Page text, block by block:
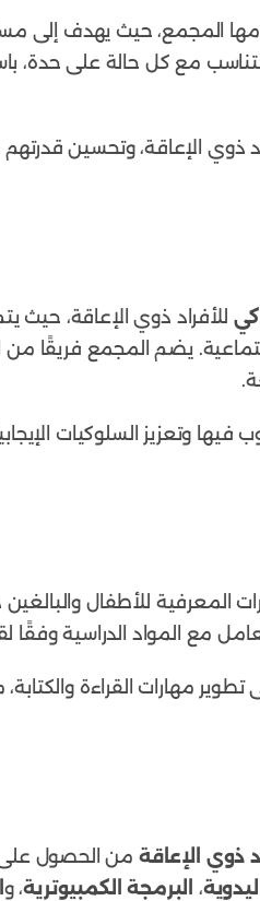
المجمع، حيث يهدف إلى
مع كل حالة على حدة،
ذوي الإعاقة، وتحسين
للأفراد ذوي الإعاقة، حيث
يضم المجمع فريقًا
وتعزيز السلوكيات
للأطفال والبالغين
مع المواد الدراسية وفقًا
مهارات القراءة
ذوي الإعاقة من الحصول على
، البرمجة الكمبيوترية، و